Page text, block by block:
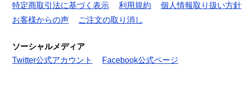
特定商取引法に基づく表示
利用規約 個人情報取り扱い方針
お客様からの声
ご注文の取り消し
ソーシャルメディア
Twitter公式アカウント
Facebook公式ページ